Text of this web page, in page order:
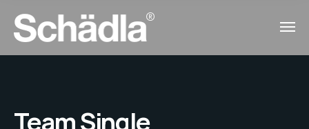
Team Single